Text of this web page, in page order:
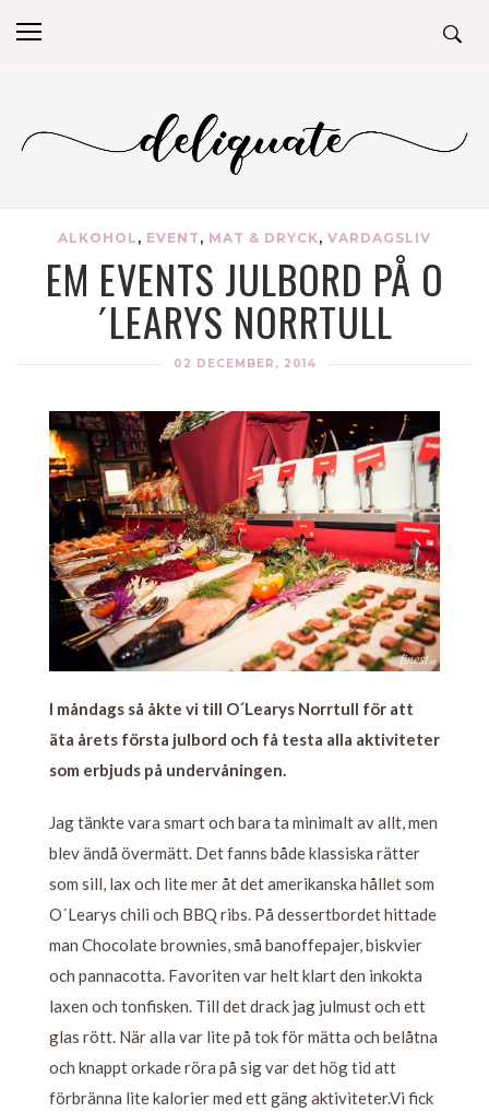
ALKOHOL , EVENT , MAT & DRYCK, VARDAGSLIV
EM EVENTS JULBORD PÅ O
´LEARYS NORRTULL
02 DECEMBER, 2014
I måndags så åkte vi till O´Learys Norrtull för att
äta årets första julbord och få testa alla aktiviteter
som erbjuds på undervåningen.
Jag tänkte vara smart och bara ta minimalt av allt, men
blev ändå övermätt. Det fanns både klassiska rätter
som sill, lax och lite mer åt det amerikanska hållet som
O´Learys chili och BBQ ribs. På dessertbordet hittade
man Chocolate brownies, små banoffepajer, biskvier
och pannacotta. Favoriten var helt klart den inkokta
laxen och tonfisken. Till det drack jag julmust och ett
glas rött. När alla var lite på tok för mätta och belåtna
och knappt orkade röra på sig var det hög tid att
förbränna lite kalorier med ett gäng aktiviteter.Vi fick